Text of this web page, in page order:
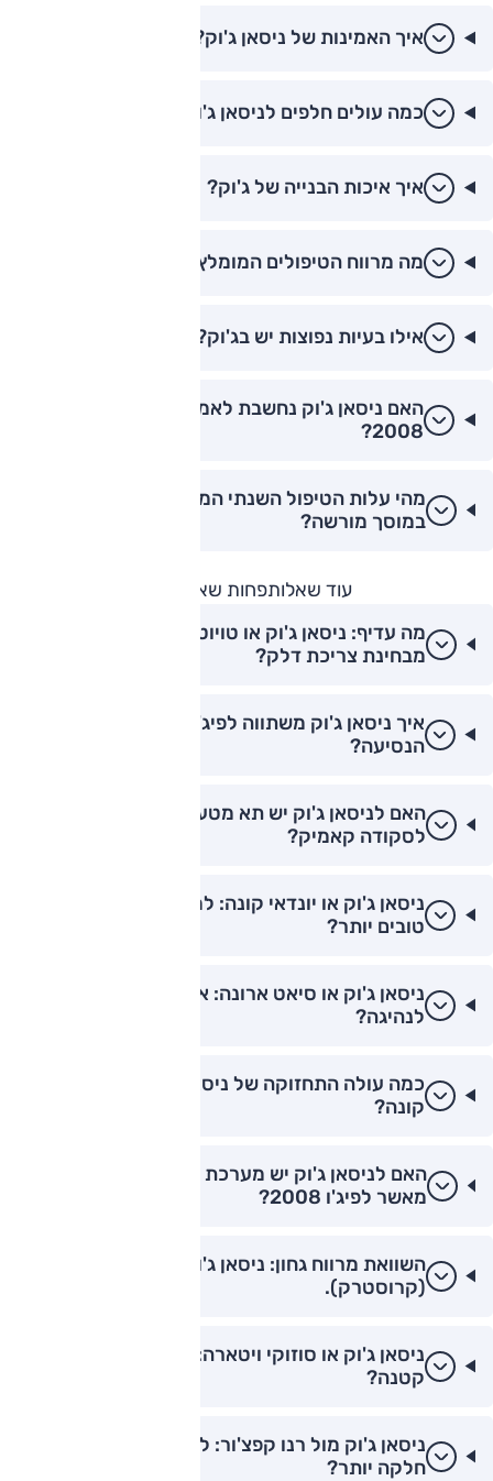
איך האמינות של ניסאן ג'וק?
כמה עולים חלפים לניסאן ג'וק?
איך איכות הבנייה של ג'וק?
מה מרווח הטיפולים המומלץ לג'וק?
אילו בעיות נפוצות יש בג'וק?
האם ניסאן ג'וק נחשבת לאמינה יותר מפיג'ו
2008?
מהי עלות הטיפול השנתי הממוצעת לניסאן ג'וק
במוסך מורשה?
עוד שאלותפחות שאלות
מה עדיף: ניסאן ג'וק או טויוטה יאריס קרוס
מבחינת צריכת דלק?
הנסיעה?
האם לניסאן ג'וק יש תא מטען גדול יותר מאשר
לסקודה קאמיק?
ניסאן ג'וק או יונדאי קונה: למי יש ביצועי מנוע
טובים יותר?
ניסאן ג'וק או סיאט ארונה: איזה רכב מהנה יותר
לנהיגה?
כמה עולה התחזוקה של ניסאן ג'וק לעומת יונדאי
קונה?
האם לניסאן ג'וק יש מערכת מולטימדיה טובה יותר
מאשר לפיג'ו 2008?
(קרוסטרק).
ניסאן ג'וק או סוזוקי ויטארה: מה עדיף למשפחה
קטנה?
ניסאן ג'וק מול רנו קפצ'ור: למי יש תיבת הילוכים
חלקה יותר?